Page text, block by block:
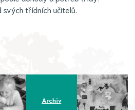
třídních učitelů.
Archiv